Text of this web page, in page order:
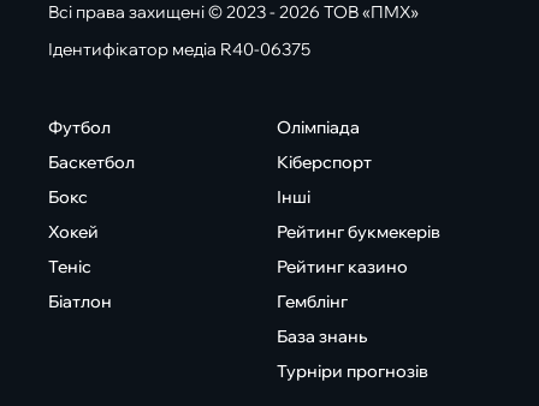
Всі права захищені © 2023 - 2026 ТОВ «ПМХ»
Ідентифікатор медіа R40-06375
Футбол
Баскетбол
Бокс
Хокей
Теніс
Біатлон
Олімпіада
Кіберспорт
Інші
Рейтинг букмекерів
Рейтинг казино
Гемблінг
База знань
Турніри прогнозів